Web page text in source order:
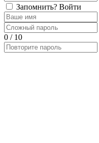
Запомнить? Войти
0 / 10